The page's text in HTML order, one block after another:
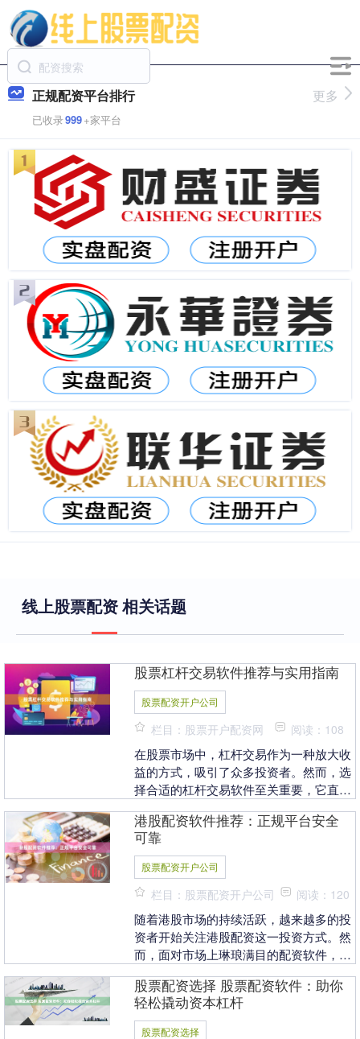
正规配资平台排行
已收录999+家平台
更多
线上股票配资 相关话题
股票杠杆交易软件推荐与实用指南
股票配资开户公司
栏目：股票开户配资网 阅读：108
在股票市场中，杠杆交易作为一种放大收
益的方式，吸引了众多投资者。然而，选
择合适的杠杆交易软件至关重要，它直接
本文将为您推荐几....
港股配资软件推荐：正规平台安全
可靠
股票配资开户公司
栏目：股票配资开户公司 阅读：120
随着港股市场的持续活跃，越来越多的投
资者开始关注港股配资这一投资方式。然
而，面对市场上琳琅满目的配资软件，如
者最关心的问题。....
股票配资选择 股票配资软件：助你
轻松撬动资本杠杆
股票配资选择